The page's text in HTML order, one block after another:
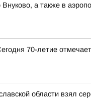
а также в
70-летие
области взял